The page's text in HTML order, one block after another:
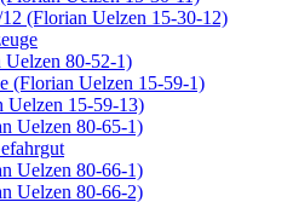
(Florian Uelzen 15-30-12)
80-52-1)
(Florian Uelzen 15-59-1)
Uelzen 15-59-13)
Uelzen 80-65-1)
Uelzen 80-66-1)
Uelzen 80-66-2)